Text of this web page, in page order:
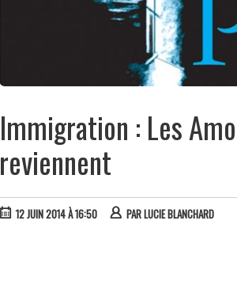
Immigration : Les
reviennent
12 JUIN 2014 À 16:50 PARLUCIE BLANCHARD